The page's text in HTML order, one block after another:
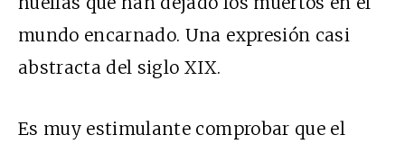
mundo encarnado. Una expresión casi
abstracta del siglo XIX.
Es muy estimulante comprobar que el